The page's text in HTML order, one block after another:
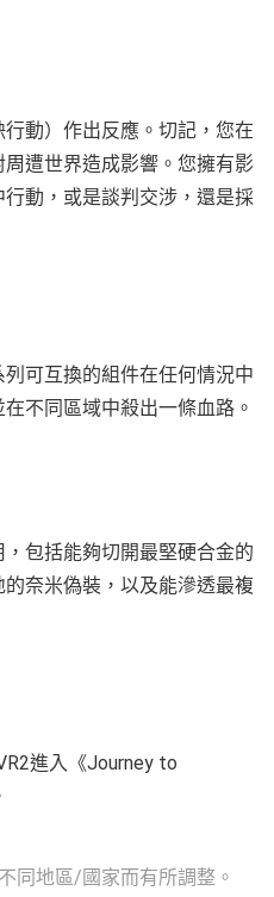
動）作出反應。切記，您在
遭世界造成影響。您擁有影
動，或是談判交涉，還是採
可互換的組件在任何情況中
不同區域中殺出一條血路。
包括能夠切開最堅硬合金的
奈米偽裝，以及能滲透最複
進入《Journey to
同地區/國家而有所調整。